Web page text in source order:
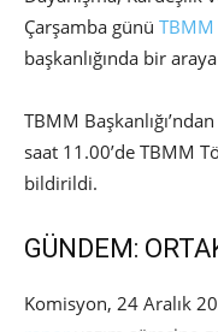
Çarşamba günü TBMM
başkanlığında bir
TBMM
saat 11.00’de TBMM
bildirildi.
GÜNDEM:
Komisyon, 24 Aralık